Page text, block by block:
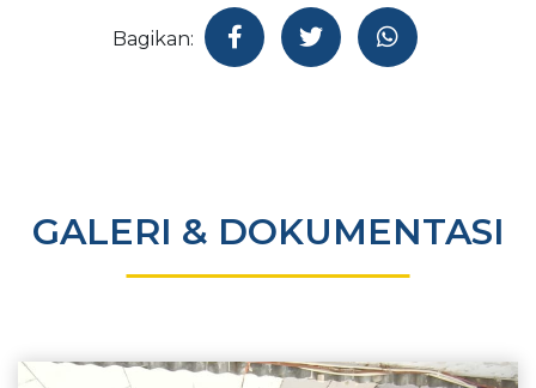
Bagikan:
GALERI & DOKUMENTASI